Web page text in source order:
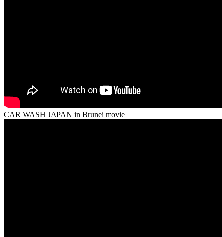
CAR WASH JAPAN in Brunei movie